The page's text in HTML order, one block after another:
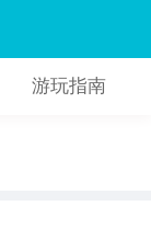
游玩指南